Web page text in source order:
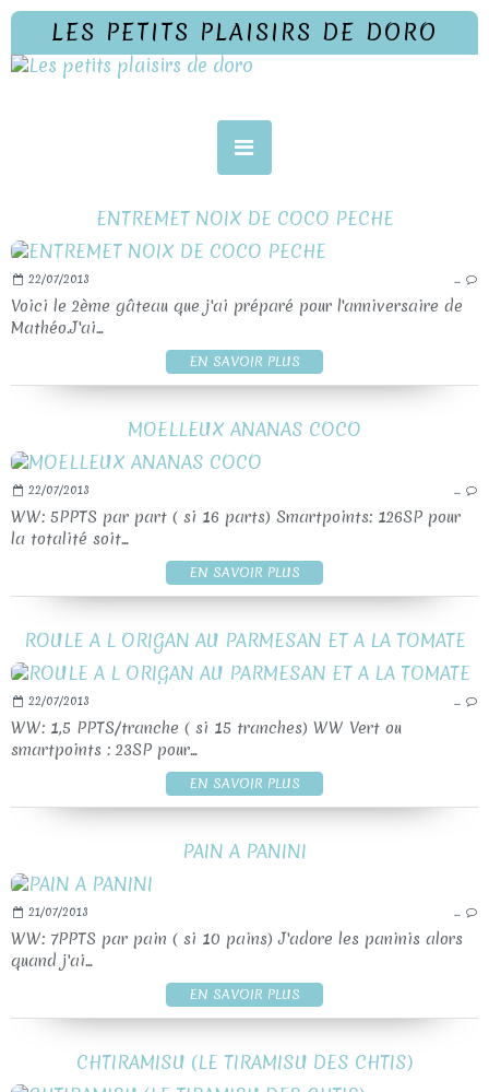
LES PETITS PLAISIRS DE DORO
ENTREMET NOIX DE COCO PECHE
22/07/2013 …
Voici le 2ème gâteau que j'ai préparé pour l'anniversaire de
Mathéo.J'ai...
EN SAVOIR PLUS
MOELLEUX ANANAS COCO
22/07/2013 …
WW: 5PPTS par part ( si 16 parts) Smartpoints: 126SP pour
la totalité soit...
EN SAVOIR PLUS
ROULE A L ORIGAN AU PARMESAN ET A LA TOMATE
22/07/2013 …
WW: 1,5 PPTS/tranche ( si 15 tranches) WW Vert ou
smartpoints : 23SP pour...
EN SAVOIR PLUS
PAIN A PANINI
21/07/2013 …
WW: 7PPTS par pain ( si 10 pains) J'adore les paninis alors
quand j'ai...
EN SAVOIR PLUS
CHTIRAMISU (LE TIRAMISU DES CHTIS)